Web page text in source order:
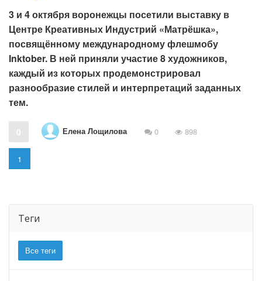
3 и 4 октября воронежцы посетили выставку в
Центре Креативных Индустрий «Матрёшка»,
посвящённому международному флешмобу
Inktober. В ней приняли участие 8 художников,
каждый из которых продемонстрировал
разнообразие стилей и интерпретаций заданных
тем.
0 Елена Лощилова 0 898
1
Теги
Все теги